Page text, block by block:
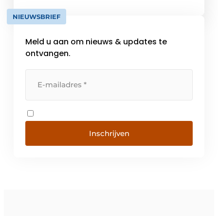
industriële-,binnenklimaat, meteorologische
en installatie technische processen,
NIEUWSBRIEF
Meld u aan om nieuws & updates te
ontvangen.
Inschrijven